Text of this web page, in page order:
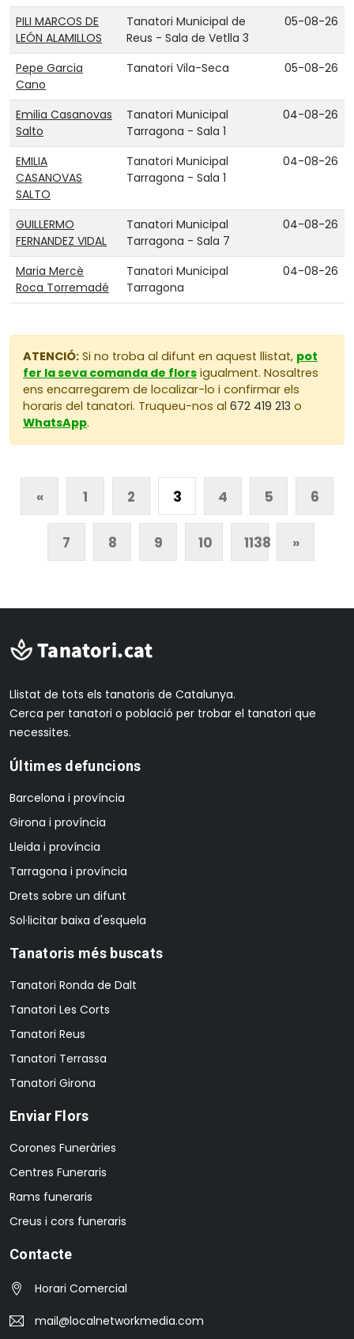
PILI MARCOS DE
LEÓN ALAMILLOS
Tanatori Municipal de
Reus - Sala de Vetlla 3
05-08-26
Pepe Garcia
Cano
Tanatori Vila-Seca 05-08-26
Emilia Casanovas
Salto
Tanatori Municipal
Tarragona - Sala 1
04-08-26
EMILIA
CASANOVAS
SALTO
Tanatori Municipal
Tarragona - Sala 1
04-08-26
GUILLERMO
FERNANDEZ VIDAL
Tanatori Municipal
Tarragona - Sala 7
04-08-26
Maria Mercè
Roca Torremadé
Tanatori Municipal
Tarragona
04-08-26
ATENCIÓ: Si no troba al difunt en aquest llistat, pot
fer la seva comanda de flors igualment. Nosaltres
ens encarregarem de localizar-lo i confirmar els
horaris del tanatori. Truqueu-nos al 672 419 213 o
WhatsApp.
« 1 2 3 4 5 6
7 8 9 10 1138 »
Llistat de tots els tanatoris de Catalunya.
Cerca per tanatori o població per trobar el tanatori que
necessites.
Últimes defuncions
Barcelona i província
Girona i província
Lleida i província
Tarragona i província
Drets sobre un difunt
Sol·licitar baixa d'esquela
Tanatoris més buscats
Tanatori Ronda de Dalt
Tanatori Les Corts
Tanatori Reus
Tanatori Terrassa
Tanatori Girona
Enviar Flors
Corones Funeràries
Centres Funeraris
Rams funeraris
Creus i cors funeraris
Contacte
Horari Comercial
mail@localnetworkmedia.com